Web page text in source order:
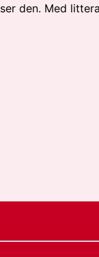
ser den. Med